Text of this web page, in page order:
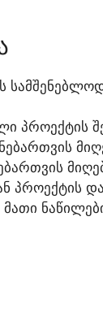
ᲞᲠᲝᲔᲥᲢᲘᲡ
ᲞᲠᲝᲔᲥᲢᲘᲡ
ᲛᲐᲗᲘ